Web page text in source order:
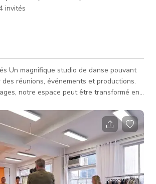
invités
réunions, événements et productions.
notre espace peut être transformé en
autorisons également
privés. Nous proposons le
pour les fêtes et événements mais aussi
toute nature et des petits rassemblements.